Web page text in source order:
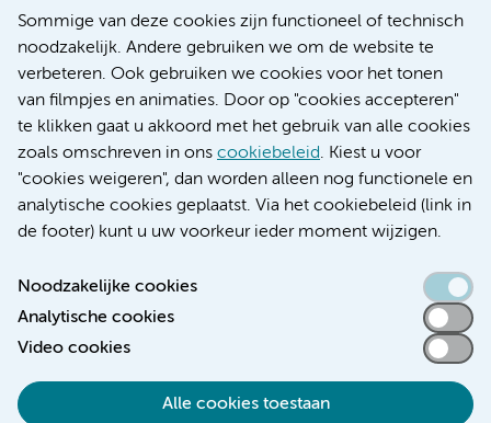
Sommige van deze cookies zijn functioneel of technisch
noodzakelijk. Andere gebruiken we om de website te
verbeteren. Ook gebruiken we cookies voor het tonen
van filmpjes en animaties. Door op "cookies accepteren"
te klikken gaat u akkoord met het gebruik van alle cookies
zoals omschreven in ons cookiebeleid. Kiest u voor
"cookies weigeren", dan worden alleen nog functionele en
analytische cookies geplaatst. Via het cookiebeleid (link in
de footer) kunt u uw voorkeur ieder moment wijzigen.
Noodzakelijke cookies
Analytische cookies
Video cookies
Alle cookies toestaan
Nieuws
Research
Educatie locatie AMC
Educatie locatie VUmc
Toegankelijkheidsverklaring
Responsible disclosure
Algemene privacyverklaring